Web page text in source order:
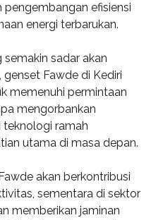
efisiensi
energi terbarukan.
sadar akan
Fawde di Kediri
memenuhi permintaan
mengorbankan
teknologi ramah
utama di masa depan.
akan berkontribusi
sementara di sektor
memberikan jaminan